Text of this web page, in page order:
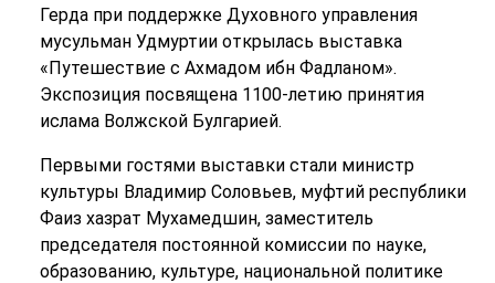
Герда при поддержке Духовного управления
мусульман Удмуртии открылась выставка
«Путешествие с Ахмадом ибн Фадланом».
Экспозиция посвящена 1100-летию принятия
ислама Волжской Булгарией.
Первыми гостями выставки стали министр
культуры Владимир Соловьев, муфтий республики
Фаиз хазрат Мухамедшин, заместитель
председателя постоянной комиссии по науке,
образованию, культуре, национальной политике